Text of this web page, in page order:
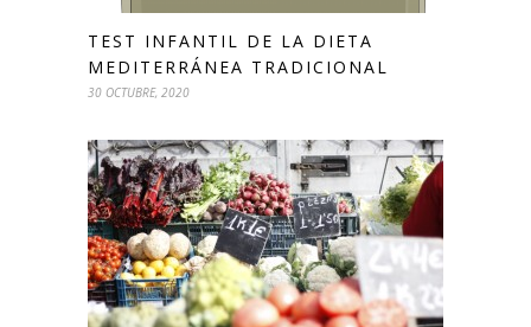
TEST INFANTIL DE LA DIETA
MEDITERRÁNEA TRADICIONAL
30 OCTUBRE, 2020